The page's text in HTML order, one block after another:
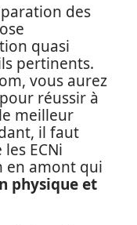
des
quasi
pertinents.
vous aurez
réussir à
meilleur
il faut
ECNi
en amont qui
physique et